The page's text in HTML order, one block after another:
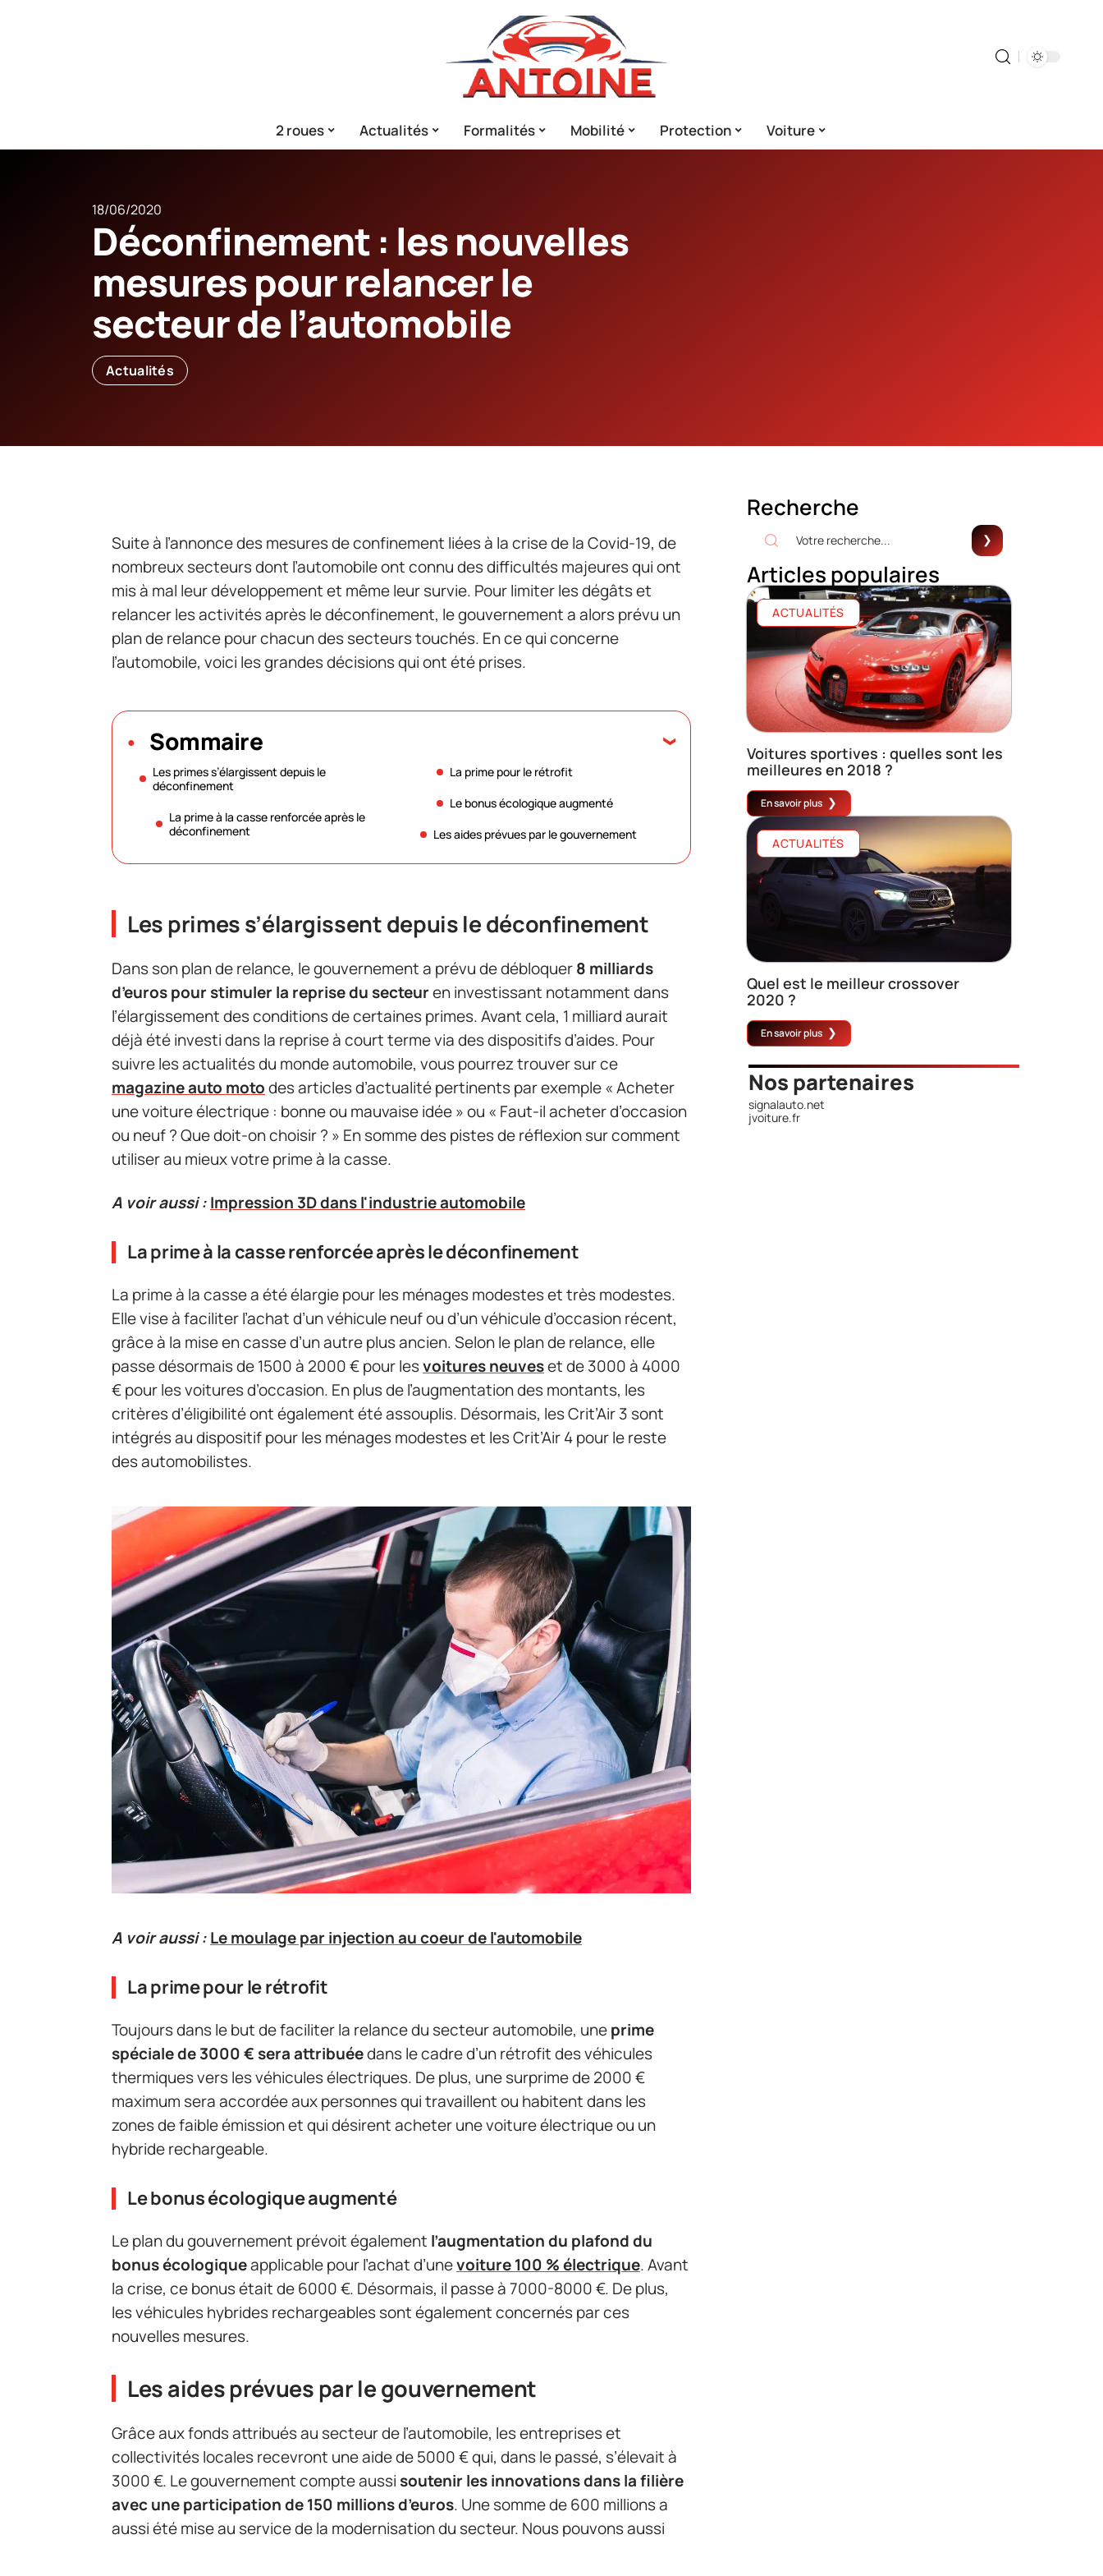
2 roues Actualités Formalités Mobilité Protection Voiture
18/06/2020
Déconfinement : les nouvelles
mesures pour relancer le
secteur de l’automobile
Actualités
Suite à l’annonce des mesures de confinement liées à la crise de la Covid-19, de
nombreux secteurs dont l’automobile ont connu des difficultés majeures qui ont
mis à mal leur développement et même leur survie. Pour limiter les dégâts et
relancer les activités après le déconfinement, le gouvernement a alors prévu un
plan de relance pour chacun des secteurs touchés. En ce qui concerne
l’automobile, voici les grandes décisions qui ont été prises.
Sommaire
Les primes s’élargissent depuis le
déconfinement
La prime à la casse renforcée après le
déconfinement
La prime pour le rétrofit
Le bonus écologique augmenté
Les aides prévues par le gouvernement
Les primes s’élargissent depuis le déconfinement
Dans son plan de relance, le gouvernement a prévu de débloquer8 milliards
d’euros pour stimuler la reprise du secteuren investissant notamment dans
l’élargissement des conditions de certaines primes. Avant cela, 1 milliard aurait
déjà été investi dans la reprise à court terme via des dispositifs d’aides. Pour
suivre les actualités du monde automobile, vous pourrez trouver sur ce
magazine auto motodes articles d’actualité pertinents par exemple « Acheter
une voiture électrique : bonne ou mauvaise idée » ou « Faut-il acheter d’occasion
ou neuf ? Que doit-on choisir ? » En somme des pistes de réflexion sur comment
utiliser au mieux votre prime à la casse.
A voir aussi :Impression 3D dans l'industrie automobile
La prime à la casse renforcée après le déconfinement
La prime à la casse a été élargie pour les ménages modestes et très modestes.
Elle vise à faciliter l’achat d’un véhicule neuf ou d’un véhicule d’occasion récent,
grâce à la mise en casse d’un autre plus ancien. Selon le plan de relance, elle
passe désormais de 1500 à 2000 € pour lesvoitures neuveset de 3000 à 4000
€ pour les voitures d’occasion. En plus de l’augmentation des montants, les
critères d’éligibilité ont également été assouplis. Désormais, les Crit’Air 3 sont
intégrés au dispositif pour les ménages modestes et les Crit’Air 4 pour le reste
des automobilistes.
A voir aussi :Le moulage par injection au coeur de l'automobile
La prime pour le rétrofit
Toujours dans le but de faciliter la relance du secteur automobile, uneprime
spéciale de 3000 € sera attribuéedans le cadre d’un rétrofit des véhicules
thermiques vers les véhicules électriques. De plus, une surprime de 2000 €
maximum sera accordée aux personnes qui travaillent ou habitent dans les
zones de faible émission et qui désirent acheter une voiture électrique ou un
hybride rechargeable.
Le bonus écologique augmenté
Le plan du gouvernement prévoit également l’augmentation du plafond du
bonus écologiqueapplicable pour l’achat d’unevoiture 100 % électrique. Avant
la crise, ce bonus était de 6000 €. Désormais, il passe à 7000-8000 €. De plus,
les véhicules hybrides rechargeables sont également concernés par ces
nouvelles mesures.
Les aides prévues par le gouvernement
Grâce aux fonds attribués au secteur de l’automobile, les entreprises et
collectivités locales recevront une aide de 5000 € qui, dans le passé, s’élevait à
3000 €. Le gouvernement compte aussi soutenir les innovations dans la filière
avec une participation de 150 millions d’euros. Une somme de 600 millions a
aussi été mise au service de la modernisation du secteur. Nous pouvons aussi
Recherche
Articles populaires
ACTUALITÉS
Voitures sportives : quelles sont les
meilleures en 2018 ?
En savoir plus
ACTUALITÉS
Quel est le meilleur crossover
2020 ?
En savoir plus
Nos partenaires
signalauto.net
jvoiture.fr